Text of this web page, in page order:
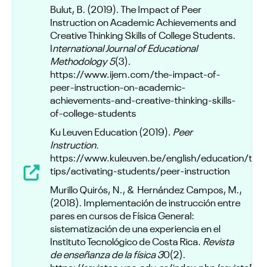
Bulut, B. (2019). The Impact of Peer
Instruction on Academic Achievements and
Creative Thinking Skills of College Students.
International Journal of Educational
Methodology 5(3).
https://www.ijem.com/the-impact-of-
peer-instruction-on-academic-
achievements-and-creative-thinking-skills-
of-college-students
Ku Leuven Education (2019). Peer
Instruction.
https://www.kuleuven.be/english/education/
tips/activating-students/peer-instruction
Murillo Quirós, N., & Hernández Campos, M.,
(2018). Implementación de instrucción entre
pares en cursos de Física General:
sistematización de una experiencia en el
Instituto Tecnológico de Costa Rica. Revista
de enseñanza de la física 30(2).